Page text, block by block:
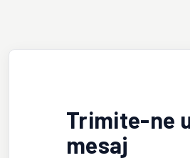
Trimite-ne
mesaj